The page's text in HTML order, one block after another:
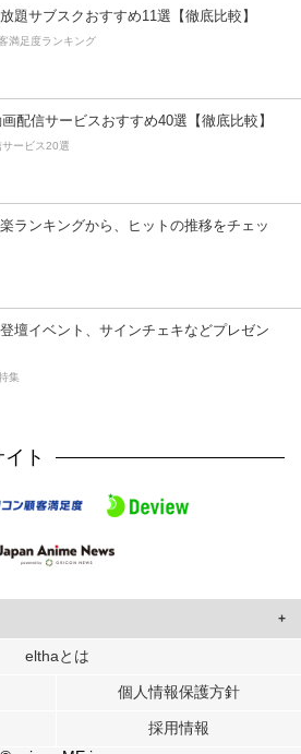
題サブスクおすすめ11選【徹底比較】
満足度ランキング
配信サービスおすすめ40選【徹底比較】
ービス20選
ランキングから、ヒットの推移をチェッ
壇イベント、サインチェキなどプレゼン
集
ト
して、ユーザーに合わせたコンテンツや広告の
析の各パートナーに提供しています。
ーザーが各パートナーに提供した他の情報や、
elthaとは
個人情報保護方針
採用情報